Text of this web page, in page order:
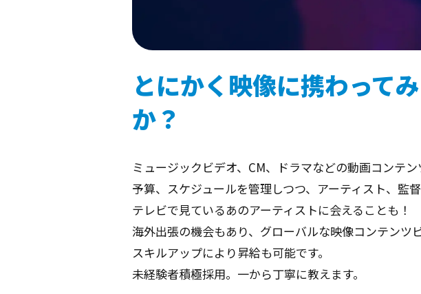
とにかく映像に携わって
か？
ミュージックビデオ、CM、ドラマなどの動画コンテン
予算、スケジュールを管理しつつ、アーティスト、監
テレビで見ているあのアーティストに会えることも！
海外出張の機会もあり、グローバルな映像コンテンツ
スキルアップにより昇給も可能です。
未経験者積極採用。一から丁寧に教えます。